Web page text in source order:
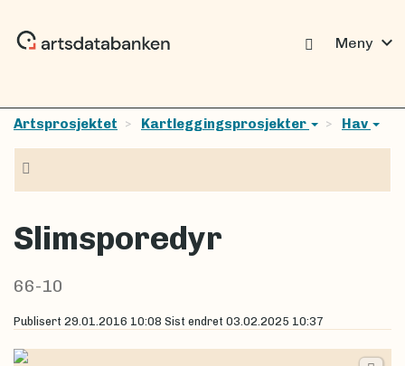
Meny expand_more
Artsprosjektet Kartleggingsprosjekter Hav
Slimsporedyr
66-10
Publisert 29.01.2016 10:08 Sist endret 03.02.2025 10:37